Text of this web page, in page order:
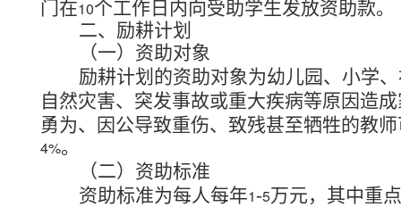
门在10个工作日内向受助学生发放资助款。
二、励耕计划
（一）资助对象
励耕计划的资助对象为幼儿园、小学
自然灾害、突发事故或重大疾病等原因造
勇为、因公导致重伤、致残甚至牺牲的教
4%。
（二）资助标准
资助标准为每人每年1-5万元，其中重